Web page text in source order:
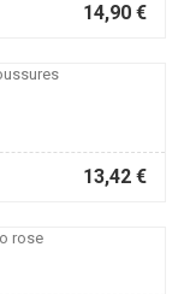
14,90 €
13,42 €